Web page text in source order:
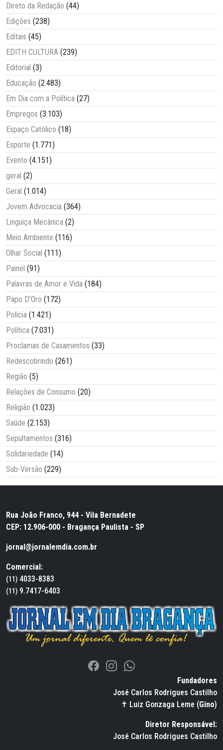
Direto da Redação (44)
Edições (238)
Editais (45)
EDITH CULTURA (239)
Editorial (3)
Educação (2.483)
Em Dia com a Política (27)
Empregos (3.103)
Espaço Católico (18)
Esporte (1.771)
Evento (4.151)
geral (2)
Geral (1.014)
Jovem Advocacia (364)
Linguiça Mecânica (2)
Meio Ambiente (116)
Olhar Social (111)
Painel (91)
Palavras de Amor e Vida (184)
Papo D'Oro (172)
Polícia (1.421)
Política (7.031)
Proclamas de Casamentos (33)
Redescobrindo (261)
Região (5)
Relações de Consumo (20)
Religião (1.023)
Saúde (2.153)
Sepultamentos (316)
Solidariedade (14)
Sub-Versão (229)
Rua João Franco, 944 - Vila Bernadete
CEP: 12.906-000 - Bragança Paulista - SP
jornal@jornalemdia.com.br
Comercial:
(11) 4033-8383
(11) 9.7417-6403
Fundadores
José Carlos Rodrigues Castilho
✝ Luiz Gonzaga Leme (Gino)
Diretor Responsável:
José Carlos Rodrigues Castilho